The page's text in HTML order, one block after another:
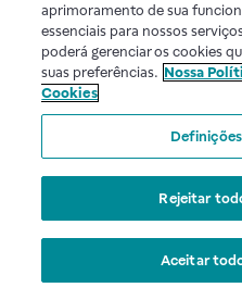
aprimoramento de sua
essenciais para nossos
poderá gerenciar os cookies
suas preferências. Nossa
Cookies
Rejeitar
Aceitar